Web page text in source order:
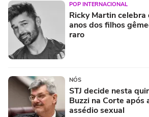
POP INTERNACIONAL
Ricky Martin
anos dos filhos
raro
NÓS
STJ decide nesta
Buzzi na Corte após
assédio sexual